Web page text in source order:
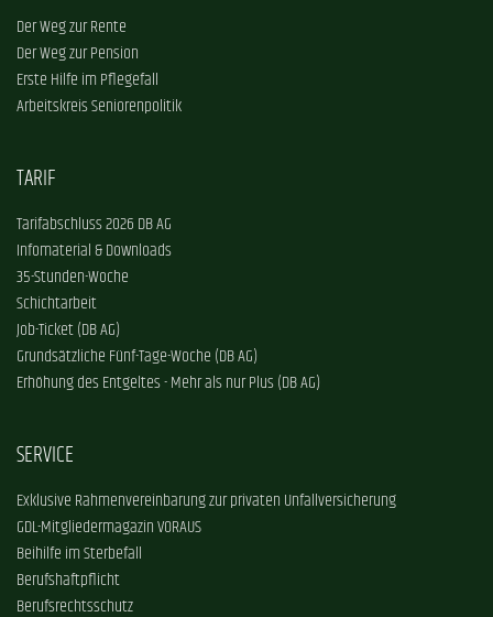
Der Weg zur Rente
Der Weg zur Pension
Erste Hilfe im Pflegefall
Arbeitskreis Seniorenpolitik
TARIF
Tarifabschluss 2026 DB AG
Infomaterial & Downloads
35-Stunden-Woche
Schichtarbeit
Job-Ticket (DB AG)
Grundsätzliche Fünf-Tage-Woche (DB AG)
Erhöhung des Entgeltes - Mehr als nur Plus (DB AG)
SERVICE
Exklusive Rahmenvereinbarung zur privaten Unfallversicherung
GDL-Mitgliedermagazin VORAUS
Beihilfe im Sterbefall
Berufshaftpflicht
Berufsrechtsschutz